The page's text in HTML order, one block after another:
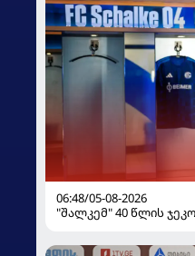
06:48/05-08-2026
"შალკემ" 40 წლის